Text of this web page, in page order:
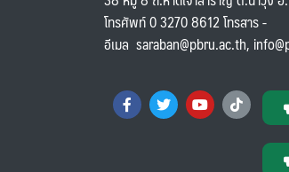
โทรศัพท์ 0 3270 8612 โทรสาร -
อีเมล saraban@pbru.ac.th,